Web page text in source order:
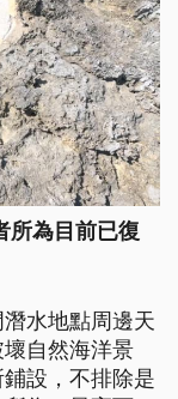
所為目前已復
水地點周邊天
自然海洋景
設，不排除是